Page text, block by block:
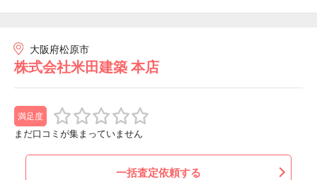
大阪府松原市
株式会社米田建築 本店
満足度
まだ口コミが集まっていません
一括査定依頼する